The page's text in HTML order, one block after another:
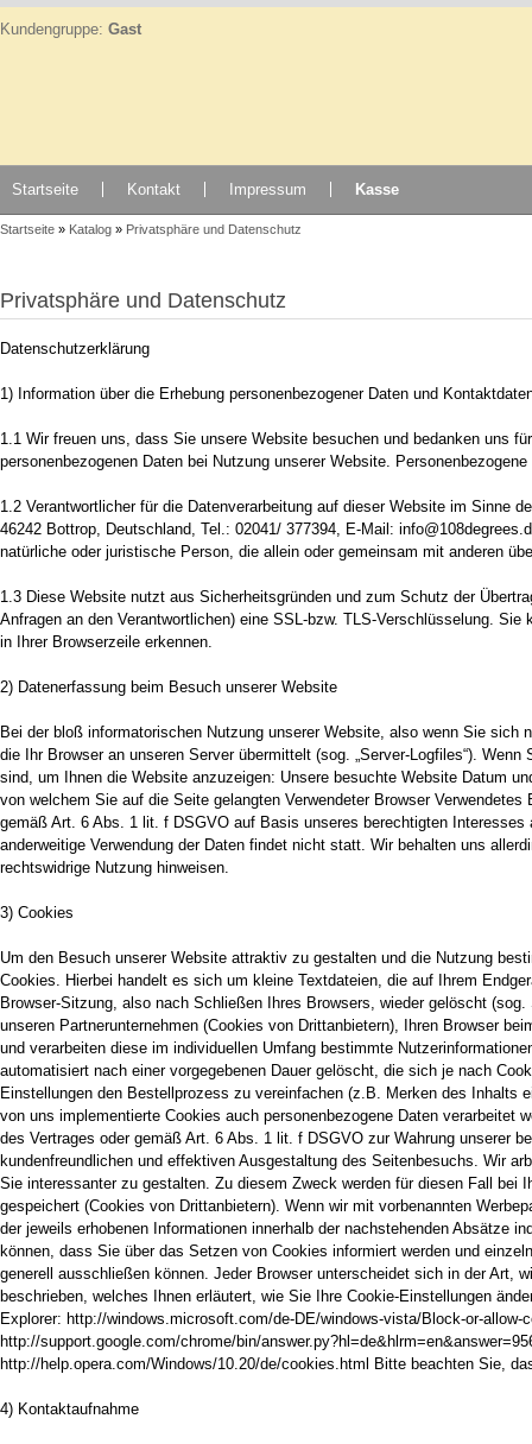
Kundengruppe: Gast
Startseite Kontakt Impressum Kasse
Startseite » Katalog » Privatsphäre und Datenschutz
Privatsphäre und Datenschutz
Datenschutzerklärung
1) Information über die Erhebung personenbezogener Daten und
1.1 Wir freuen uns, dass Sie unsere Website besuchen und bedanken uns
personenbezogenen Daten bei Nutzung unserer Website.
1.2 Verantwortlicher für die Datenverarbeitung auf dieser Website im Sinne
46242 Bottrop, Deutschland, Tel.: 02041/ 377394, E-Mail:
natürliche oder juristische Person, die allein oder gemeinsam mit anderen
1.3 Diese Website nutzt aus Sicherheitsgründen und zum Schutz der
Anfragen an den Verantwortlichen) eine SSL-bzw. TLS-Verschlüsselung.
in Ihrer Browserzeile erkennen.
2) Datenerfassung beim Besuch unserer Website
Bei der bloß informatorischen Nutzung unserer Website, also wenn Sie
die Ihr Browser an unseren Server übermittelt (sog. „Server-Logfiles“).
sind, um Ihnen die Website anzuzeigen: Unsere besuchte Website Datum
von welchem Sie auf die Seite gelangten Verwendeter Browser
gemäß Art. 6 Abs. 1 lit. f DSGVO auf Basis unseres berechtigten
anderweitige Verwendung der Daten findet nicht statt. Wir behalten uns
rechtswidrige Nutzung hinweisen.
3) Cookies
Um den Besuch unserer Website attraktiv zu gestalten und die Nutzung
Cookies. Hierbei handelt es sich um kleine Textdateien, die auf Ihrem
Browser-Sitzung, also nach Schließen Ihres Browsers, wieder gelöscht
unseren Partnerunternehmen (Cookies von Drittanbietern), Ihren Browser
und verarbeiten diese im individuellen Umfang bestimmte
automatisiert nach einer vorgegebenen Dauer gelöscht, die sich je nach
Einstellungen den Bestellprozess zu vereinfachen (z.B. Merken des Inhalts
von uns implementierte Cookies auch personenbezogene Daten verarbeitet
des Vertrages oder gemäß Art. 6 Abs. 1 lit. f DSGVO zur Wahrung unserer
kundenfreundlichen und effektiven Ausgestaltung des Seitenbesuchs. Wir
Sie interessanter zu gestalten. Zu diesem Zweck werden für diesen Fall bei
gespeichert (Cookies von Drittanbietern). Wenn wir mit vorbenannten
der jeweils erhobenen Informationen innerhalb der nachstehenden Absätze
können, dass Sie über das Setzen von Cookies informiert werden und
generell ausschließen können. Jeder Browser unterscheidet sich in der Art,
beschrieben, welches Ihnen erläutert, wie Sie Ihre Cookie-Einstellungen
Explorer: http://windows.microsoft.com/de-DE/windows-vista/Block-or-
http://support.google.com/chrome/bin/
http://help.opera.com/Windows/10.20/de/cookies.html Bitte beachten Sie,
4) Kontaktaufnahme